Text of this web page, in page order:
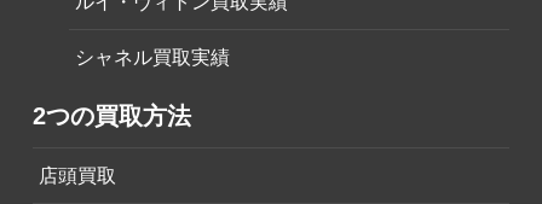
シャネル買取実績
2つの買取方法
店頭買取